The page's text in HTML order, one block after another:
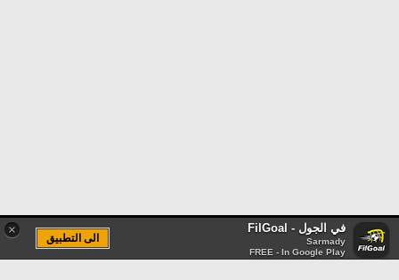
× في الجول - FilGoal
Sarmady
FREE - In Google Play
الى التطبيق